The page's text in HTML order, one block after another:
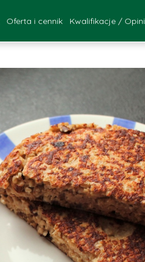
Oferta i cennik Kwalifikacje /
Kwalifikacje
Opinie